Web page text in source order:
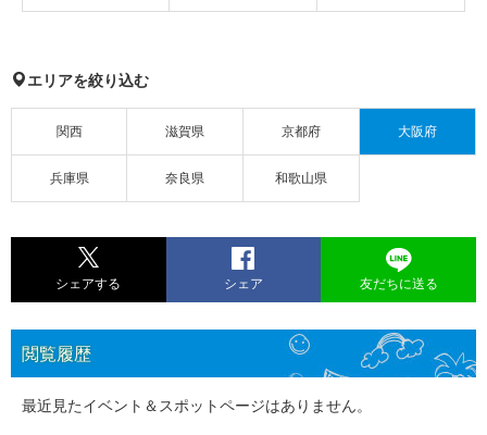
エリアを絞り込む
関西 滋賀県 京都府 大阪府
兵庫県 奈良県 和歌山県
シェアする シェア 友だちに送る
閲覧履歴
最近見たイベント＆スポットページはありません。